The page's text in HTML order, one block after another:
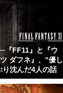
『FF11』と『ウ
ダフネ』、"優し
り沈んだ4人の話